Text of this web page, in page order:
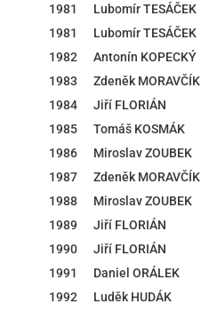
1981
Lubomír TESÁČEK
1981
Lubomír TESÁČEK
1982
Antonín KOPECKÝ
1983
Zdeněk MORAVČÍK
1984
Jiří FLORIÁN
1985
Tomáš KOSMÁK
1986
Miroslav ZOUBEK
1987
Zdeněk MORAVČÍK
1988
Miroslav ZOUBEK
1989
Jiří FLORIÁN
1990
Jiří FLORIÁN
1991
Daniel ORÁLEK
1992
Luděk HUDÁK